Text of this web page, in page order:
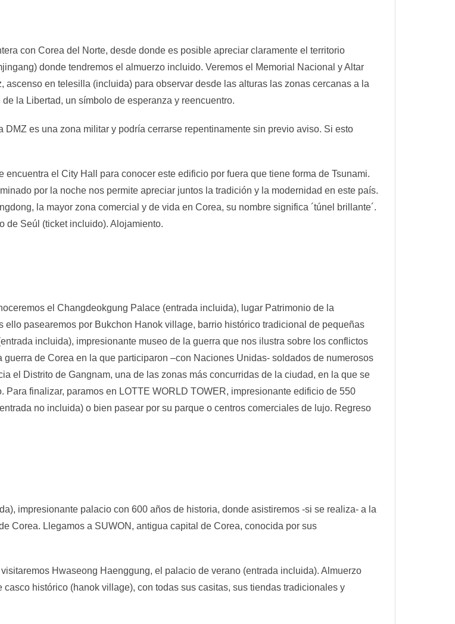
con Corea del Norte, desde donde es posible apreciar claramente el territorio
donde tendremos el almuerzo incluido. Veremos el Memorial Nacional y Altar
en telesilla (incluida) para observar desde las alturas las zonas cercanas a la
la Libertad, un símbolo de esperanza y reencuentro.
es una zona militar y podría cerrarse repentinamente sin previo aviso. Si esto
el City Hall para conocer este edificio por fuera que tiene forma de Tsunami.
por la noche nos permite apreciar juntos la tradición y la modernidad en este país.
la mayor zona comercial y de vida en Corea, su nombre significa ´túnel brillante´.
de Seúl (ticket incluido). Alojamiento.
el Changdeokgung Palace (entrada incluida), lugar Patrimonio de la
pasearemos por Bukchon Hanok village, barrio histórico tradicional de pequeñas
incluida), impresionante museo de la guerra que nos ilustra sobre los conflictos
de Corea en la que participaron –con Naciones Unidas- soldados de numerosos
el Distrito de Gangnam, una de las zonas más concurridas de la ciudad, en la que se
finalizar, paramos en LOTTE WORLD TOWER, impresionante edificio de 550
no incluida) o bien pasear por su parque o centros comerciales de lujo. Regreso
impresionante palacio con 600 años de historia, donde asistiremos -si se realiza- a la
Corea. Llegamos a SUWON, antigua capital de Corea, conocida por sus
Hwaseong Haenggung, el palacio de verano (entrada incluida). Almuerzo
histórico (hanok village), con todas sus casitas, sus tiendas tradicionales y